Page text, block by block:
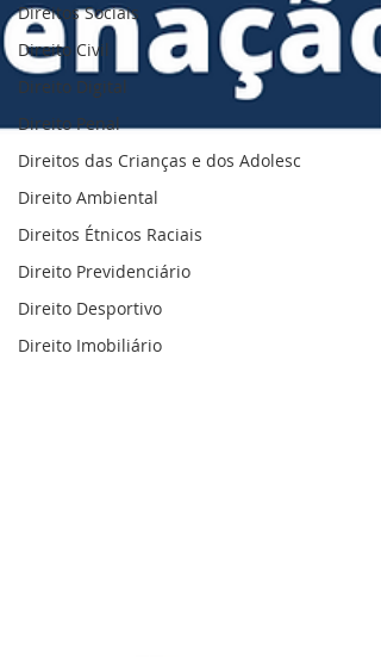
Direitos Sociais
Direito Civil
Direito Digital
Direito Penal
Direitos das Crianças e dos Adolesc
Direito Ambiental
Direitos Étnicos Raciais
Direito Previdenciário
Direito Desportivo
Direito Imobiliário